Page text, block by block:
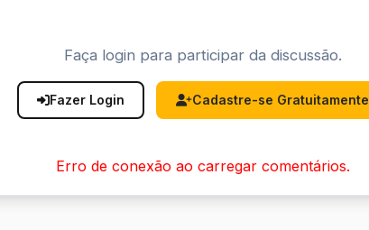
Faça login para participar da discussão.
Fazer Login Cadastre-se Gratuitamente
Erro de conexão ao carregar comentários.